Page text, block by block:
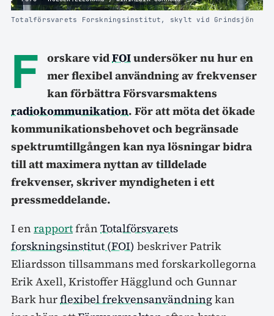
Totalförsvarets Forskningsinstitut, skylt vid Grindsjön
F orskare vidFOIundersöker nu hur en
mer flexibel användning av frekvenser
kan förbättra Försvarsmaktens
radiokommunikation. För att möta det ökade
kommunikationsbehovet och begränsade
spektrumtillgången kan nya lösningar bidra
till att maximera nyttan av tilldelade
frekvenser, skriver myndigheten i ett
pressmeddelande.
I en rapportfrån Totalförsvarets
forskningsinstitut (FOI) beskriver Patrik
Eliardsson tillsammans med forskarkollegorna
Erik Axell, Kristoffer Hägglund och Gunnar
Bark hurflexibel frekvensanvändningkan